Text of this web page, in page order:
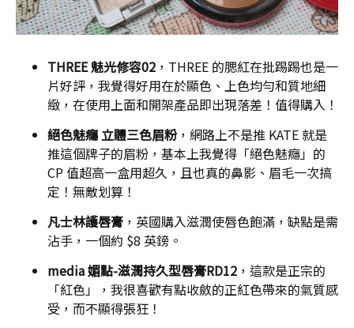
THREE 魅光修容02 ，THREE 的腮紅在批踢踢也是一
片好評，我覺得好用在於顯色、上色均勻和質地細
緻，在使用上面和開架產品即出現落差！值得購入！
絕色魅癮 立體三色眉粉 ，網路上不是推 KATE 就是
推這個牌子的眉粉，基本上我覺得「絕色魅癮」的
CP 值超高一盒用超久，且也真的鼻影、眉毛一次搞
定！無敵划算！
凡士林護唇膏 ，英國購入滋潤使唇色飽滿，缺點是需
沾手，一個約 $8 英鎊。
media 媚點-滋潤持久型唇膏RD12 ，這款是正宗的
「紅色」，我很喜歡有點收斂的正紅色帶來的氣質感
受，而不顯得張狂！